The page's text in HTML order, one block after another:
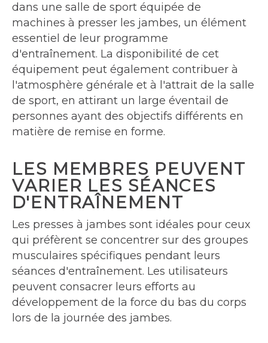
dans une salle de sport équipée de
machines à presser les jambes, un élément
essentiel de leur programme
d'entraînement. La disponibilité de cet
équipement peut également contribuer à
l'atmosphère générale et à l'attrait de la salle
de sport, en attirant un large éventail de
personnes ayant des objectifs différents en
matière de remise en forme.
LES MEMBRES PEUVENT
VARIER LES SÉANCES
D'ENTRAÎNEMENT
Les presses à jambes sont idéales pour ceux
qui préfèrent se concentrer sur des groupes
musculaires spécifiques pendant leurs
séances d'entraînement. Les utilisateurs
peuvent consacrer leurs efforts au
développement de la force du bas du corps
lors de la journée des jambes.